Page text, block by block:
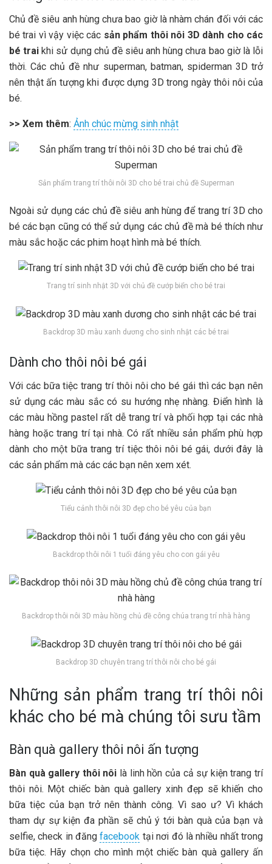
Chủ đề siêu anh hùng chưa bao giờ là nhàm chán đối với các
bé trai vì vậy việc các sản phẩm thôi nôi 3D dành cho các
bé trai khi sử dụng chủ đề siêu anh hùng chưa bao giờ là lỗi
thời. Các chủ đề như superman, batman, spiderman 3D trở
nên thật ấn tượng khi được dựng 3D trong ngày thôi nôi của
bé.
>> Xem thêm: Ảnh chúc mừng sinh nhật
Sản phẩm trang trí thôi nôi 3D cho bé trai chủ đề Superman
Ngoài sử dụng các chủ đề siêu anh hùng để trang trí 3D cho
bé các bạn cũng có thể sử dụng các chủ đề mà bé thích như
màu sắc hoặc các phim hoạt hình mà bé thích.
Trang trí sinh nhật 3D với chủ đề cướp biển cho bé trai
Backdrop 3D màu xanh dương cho sinh nhật các bé trai
Dành cho thôi nôi bé gái
Với các bữa tiệc trang trí thôi nôi cho bé gái thì các bạn nên
sử dụng các màu sắc có su hướng nhẹ nhàng. Điển hình là
các màu hồng pastel rất dễ trang trí và phối hợp tại các nhà
hàng hoặc trang trí tại nhà. Có rất nhiều sản phẩm phù hợp
dành cho một bữa trang trí tiệc thôi nôi bé gái, dưới đây là
các sản phẩm mà các các bạn nên xem xét.
Tiểu cảnh thôi nôi 3D đẹp cho bé yêu của bạn
Backdrop thôi nôi 1 tuổi đáng yêu cho con gái yêu
Backdrop thôi nôi 3D màu hồng chủ đề công chúa trang trí nhà hàng
Backdrop 3D chuyên trang trí thôi nôi cho bé gái
Những sản phẩm trang trí thôi nôi
khác cho bé mà chúng tôi sưu tầm
Bàn quà gallery thôi nôi ấn tượng
Bàn quà gallery thôi nôi là linh hồn của cả sự kiện trang trí
thôi nôi. Một chiếc bàn quà gallery xinh đẹp sẽ khiến cho
bữa tiệc của bạn trở nên thành công. Vì sao ư? Vì khách
tham dự sự kiện đa phần sẽ chủ ý tới bàn quà của bạn và
selfie, check in đăngfacebook tại nơi đó là nhiều nhất trong
bữa tiệc. Hãy chọn cho mình một chiếc bàn quà gallery ấn